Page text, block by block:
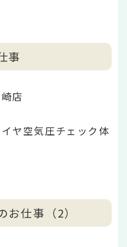
事
店
ヤ空気圧チェック体
仕事（2）